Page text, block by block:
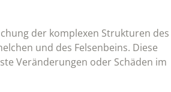
der komplexen Strukturen des
und des Felsenbeins. Diese
Veränderungen oder Schäden im